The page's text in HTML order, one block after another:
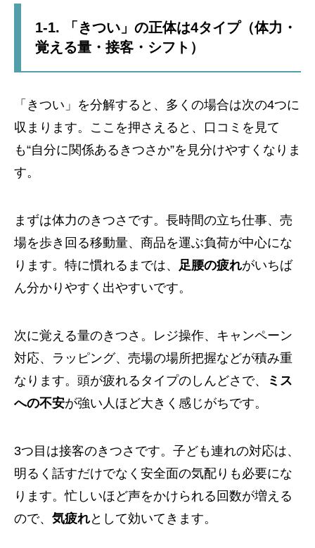
1-1. 「きつい」の正体は4タイプ（体力・
覚える量・接客・シフト）
「きつい」を分解すると、多くの場合は次の4つに
収まります。ここを押さえると、口コミを見て
も“自分に関係あるきつさか”を見分けやすくなりま
す。
まずは体力のきつさです。長時間の立ち仕事、売
場を歩き回る移動量、商品を運ぶ負荷が中心にな
ります。特に慣れるまでは、 足腰の疲れがいちば
ん分かりやすく出やすいです。
次に覚える量のきつさ。レジ操作、キャンペーン
対応、ラッピング、売場の場所把握などが積み重
なります。頭が疲れるタイプのしんどさで、
ミス
への不安が強い人ほど大きく感じがちです。
3つ目は接客のきつさです。子ども連れの対応は、
明るく話すだけでなく安全面の気配りも必要にな
ります。忙しいほど声をかけられる回数が増える
ので、 気疲れとして効いてきます。